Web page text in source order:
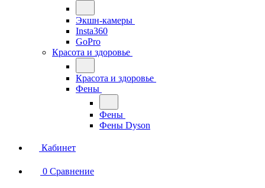
Экшн-камеры
Insta360
GoPro
Красота и здоровье
Красота и здоровье
Фены
Фены
Фены Dyson
Кабинет
0 Сравнение